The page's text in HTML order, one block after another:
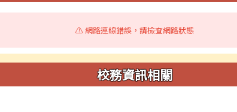
⚠️ 網路連線錯誤，請檢查網路狀態
校務資訊相關